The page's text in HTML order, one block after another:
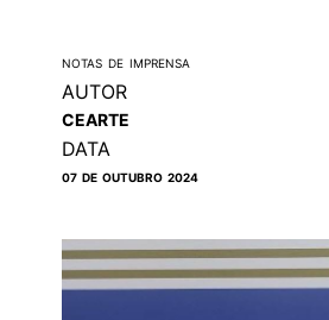
NOTAS DE IMPRENSA
AUTOR
CEARTE
DATA
07 DE OUTUBRO 2024